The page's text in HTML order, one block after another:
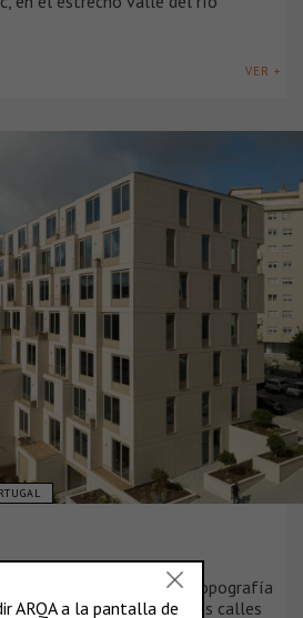
VER +
análisis detallado de la topografía
circundante. Las dos calles